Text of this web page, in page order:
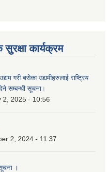
कार्यक्रम
गरी बसेका उद्यमीहरुलाई राष्‍ट्रिय
सम्बन्धी सूचना।
2, 2025 - 10:56
2, 2024 - 11:37
।